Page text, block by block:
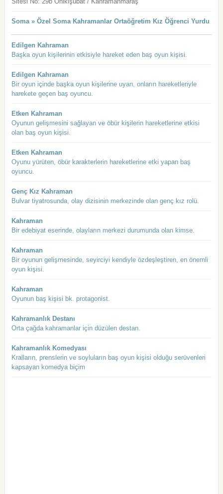
Soma » Özel Soma Kahramanlar Ortaöğretim Kız Öğrenci Yurdu
Edilgen Kahraman
Başka oyun kişilerinin etkisiyle hareket eden baş oyun kişisi.
Edilgen Kahraman
Bir oyun içinde başka oyun kişilerine uyan, onların hareketleriyle
harekete geçen baş oyuncu.
Etken Kahraman
Oyunun gelişmesini sağlayan ve öbür kişilerin hareketlerine etkisi
olan baş oyun kişisi.
Etken Kahraman
Oyunu yürüten, öbür karakterlerin hareketlerine etki yapan baş
oyuncu.
Genç Kız Kahraman
Bulvar tiyatrosunda, olay dizisinin merkezinde olan genç kız rolü.
Kahraman
Bir edebiyat eserinde, olayların merkezi durumunda olan kimse.
Kahraman
Bir oyunun gelişmesinde, seyirciyi kendiyle özdeşleştiren, en önemli
oyun kişisi.
Kahraman
Oyunun baş kişisi bk. protagonist.
Kahramanlık Destanı
Orta çağda kahramanlar için düzülen destan.
Kahramanlık Komedyası
Kralların, prenslerin ve soyluların baş oyun kişisi olduğu serüvenleri
kapsayan komedya biçim